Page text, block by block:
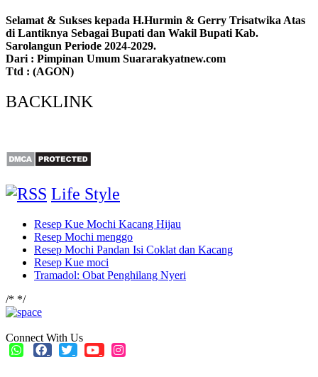
Selamat & Sukses kepada H.Hurmin & Gerry Trisatwika Atas
di Lantiknya Sebagai Bupati dan Wakil Bupati Kab.
Sarolangun Periode 2024-2029.
Dari : Pimpinan Umum Suararakyatnew.com
Ttd : (AGON)
BACKLINK
Life Style
Resep Kue Mochi Kacang Hijau
Resep Mochi menggo
Resep Mochi Pandan Isi Coklat dan Kacang
Resep Kue moci
Tramadol: Obat Penghilang Nyeri
/* */
Connect With Us